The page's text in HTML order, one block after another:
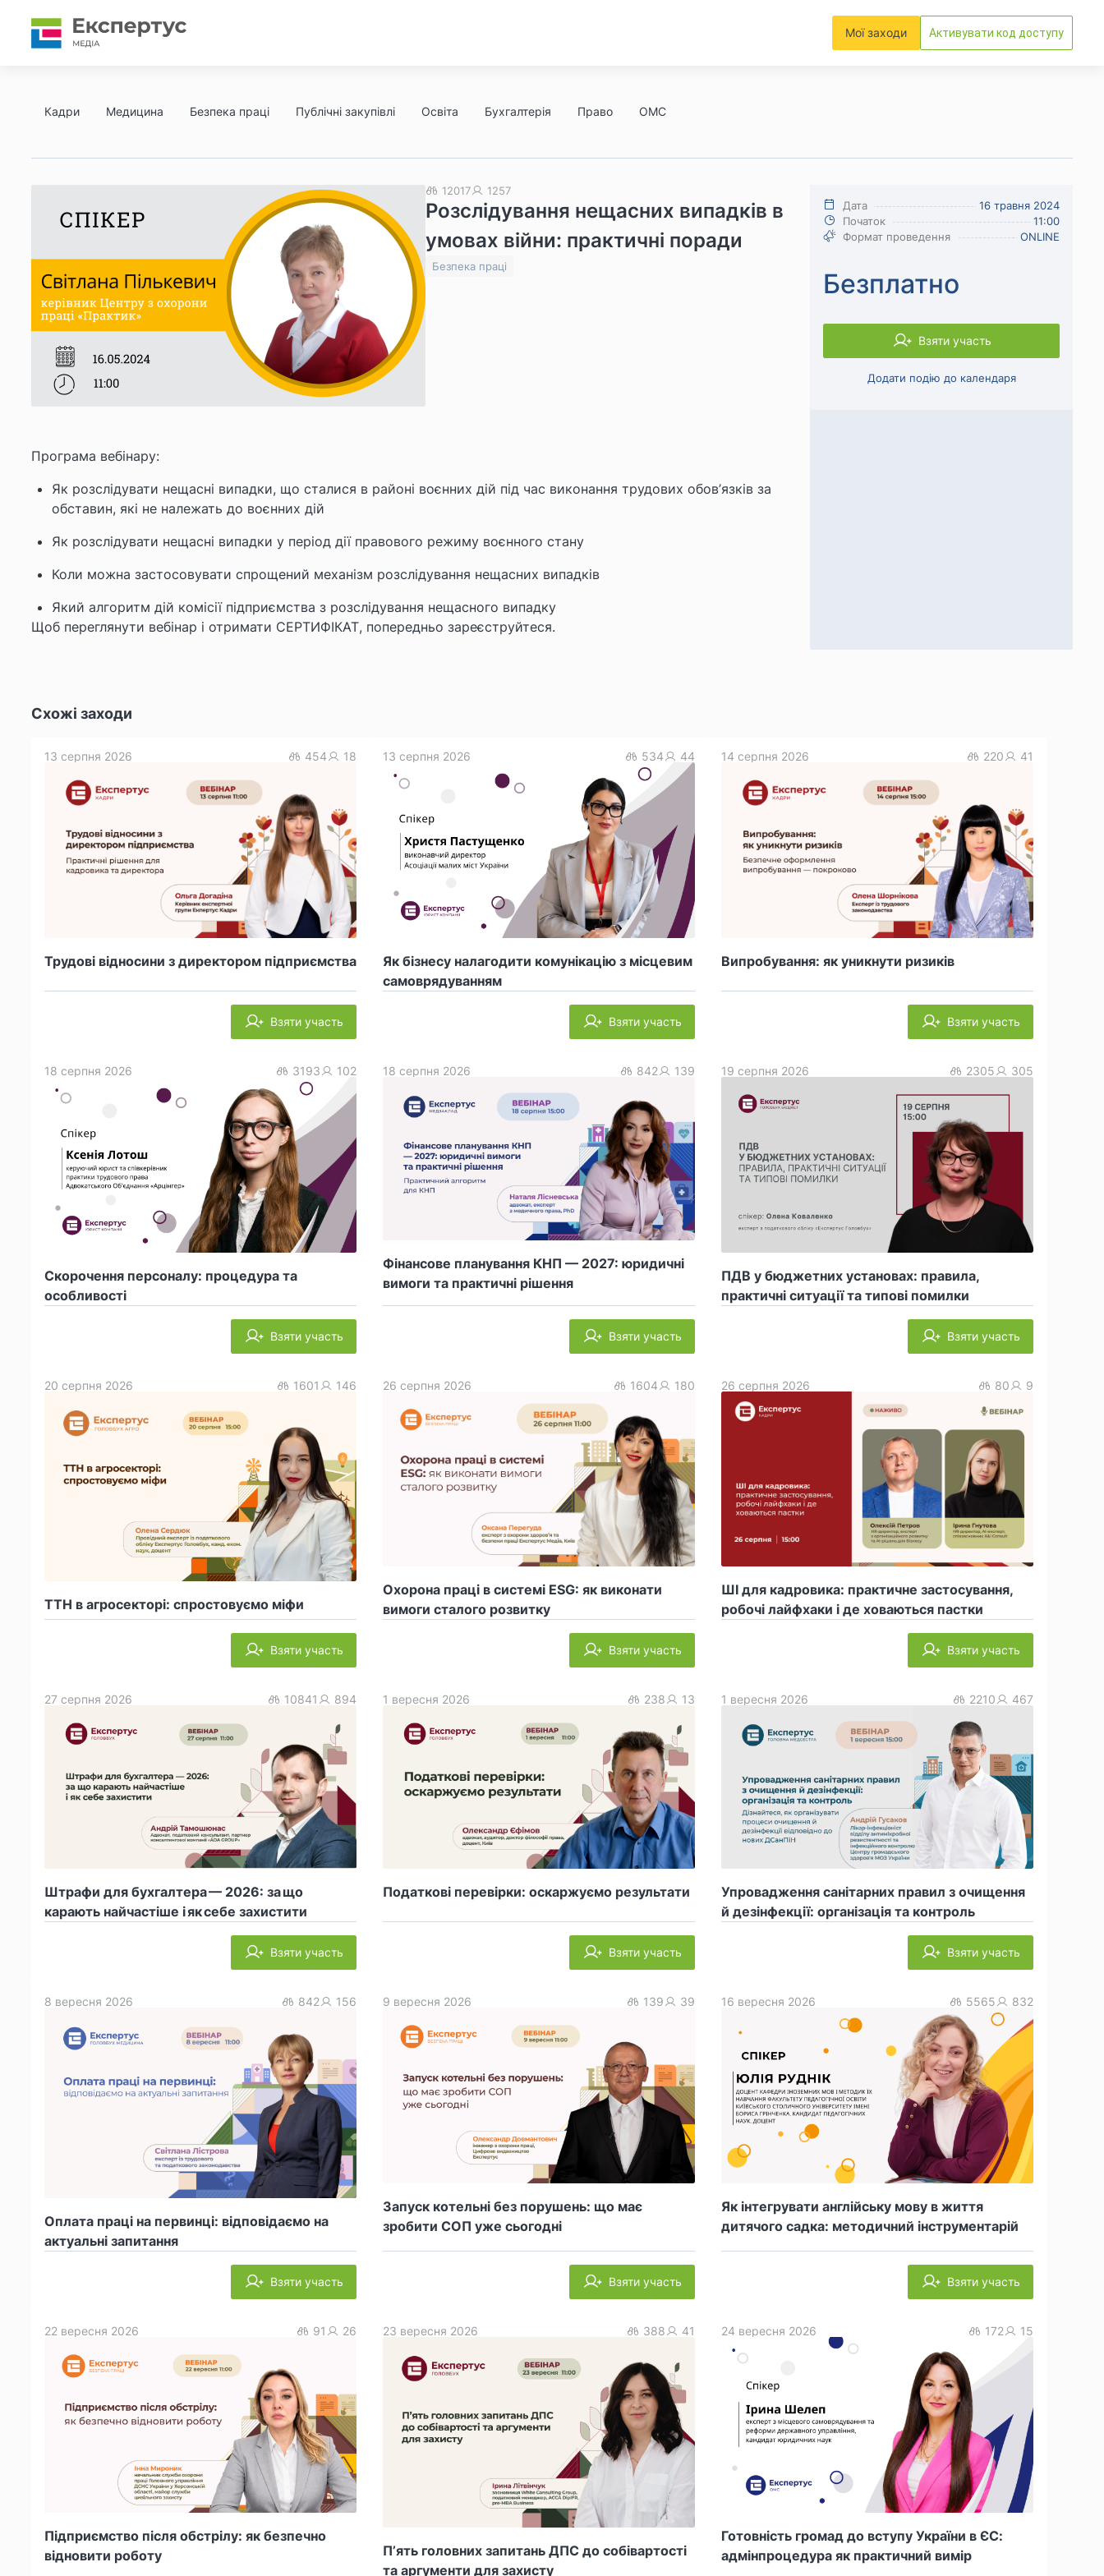
Мої заходи Активувати код доступу
Кадри Медицина Безпека праці Публічні закупівлі Освіта Бухгалтерія Право ОМС
Розслідування нещасних випадків в
умовах війни: практичні поради
12017 1257
Безпека праці
Програма вебінару:
Як розслідувати нещасні випадки, що сталися в районі воєнних дій під час виконання трудових обов’язків за
обставин, які не належать до воєнних дій
Як розслідувати нещасні випадки у період дії правового режиму воєнного стану
Коли можна застосовувати спрощений механізм розслідування нещасних випадків
Який алгоритм дій комісії підприємства з розслідування нещасного випадку
Щоб переглянути вебінар і отримати СЕРТИФІКАТ, попередньо зареєструйтеся.
Дата
16 травня 2024
Початок
11:00
Формат проведення
ONLINE
Безплатно
Взяти участь
Додати подію до календаря
Схожі заходи
Трудові відносини з директором підприємства
13 серпня 2026 454 18
Взяти участь
Як бізнесу налагодити комунікацію з місцевим
самоврядуванням
13 серпня 2026 534 44
Взяти участь
Випробування: як уникнути ризиків
14 серпня 2026 220 41
Взяти участь
Скорочення персоналу: процедура та
особливості
18 серпня 2026 3193 102
Взяти участь
Фінансове планування КНП — 2027: юридичні
вимоги та практичні рішення
18 серпня 2026 842 139
Взяти участь
ПДВ у бюджетних установах: правила,
практичні ситуації та типові помилки
19 серпня 2026 2305 305
Взяти участь
ТТН в агросекторі: спростовуємо міфи
20 серпня 2026 1601 146
Взяти участь
Охорона праці в системі ESG: як виконати
вимоги сталого розвитку
26 серпня 2026 1604 180
Взяти участь
ШІ для кадровика: практичне застосування,
робочі лайфхаки і де ховаються пастки
26 серпня 2026 80 9
Взяти участь
Штрафи для бухгалтера — 2026: за що
карають найчастіше і як себе захистити
27 серпня 2026 10841 894
Взяти участь
Податкові перевірки: оскаржуємо результати
1 вересня 2026 238 13
Взяти участь
Упровадження санітарних правил з очищення
й дезінфекції: організація та контроль
1 вересня 2026 2210 467
Взяти участь
Оплата праці на первинці: відповідаємо на
актуальні запитання
8 вересня 2026 842 156
Взяти участь
Запуск котельні без порушень: що має
зробити СОП уже сьогодні
9 вересня 2026 139 39
Взяти участь
Як інтегрувати англійську мову в життя
дитячого садка: методичний інструментарій
16 вересня 2026 5565 832
Взяти участь
Підприємство після обстрілу: як безпечно
відновити роботу
22 вересня 2026 91 26
П’ять головних запитань ДПС до собівартості
та аргументи для захисту
23 вересня 2026 388 41
Готовність громад до вступу України в ЄС:
адмінпроцедура як практичний вимір
24 вересня 2026 172 15